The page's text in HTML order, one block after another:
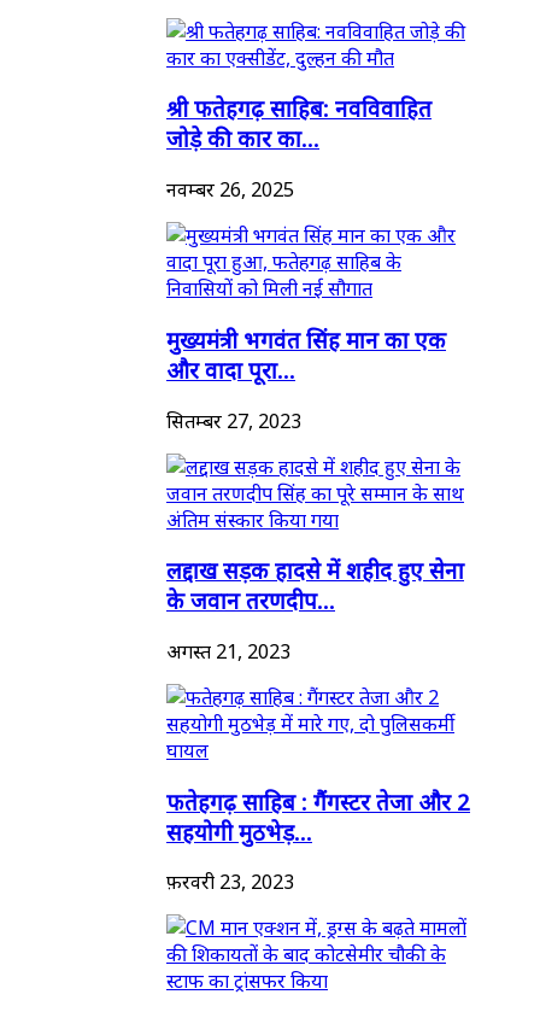
श्री फतेहगढ़ साहिब: नवविवाहित
जोड़े की कार का...
नवम्बर 26, 2025
मुख्यमंत्री भगवंत सिंह मान का एक
और वादा पूरा...
सितम्बर 27, 2023
लद्दाख सड़क हादसे में शहीद हुए सेना
के जवान तरणदीप...
अगस्त 21, 2023
फतेहगढ़ साहिब : गैंगस्टर तेजा और 2
सहयोगी मुठभेड़...
फ़रवरी 23, 2023